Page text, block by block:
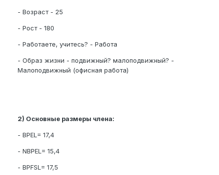
- Возраст - 25
- Рост - 180
- Работаете, учитесь? - Работа
- Образ жизни - подвижный? малоподвижный? -
Малоподвижный (офисная работа)
2) Основные размеры члена:
- BPEL= 17,4
- NBPEL= 15,4
- BPFSL= 17,5